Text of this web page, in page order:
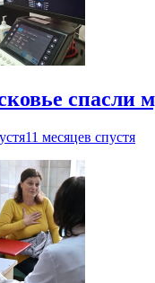
спасли
11 месяцев спустя